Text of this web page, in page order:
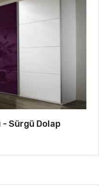
- Sürgü Dolap